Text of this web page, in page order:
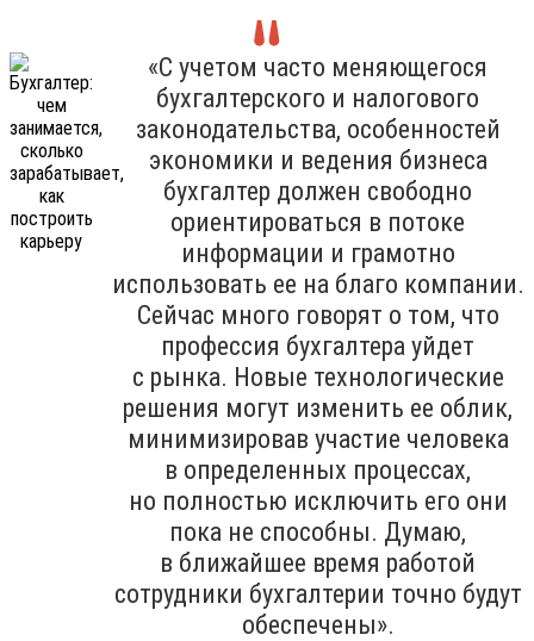
«С учетом часто меняющегося
бухгалтерского и налогового
законодательства, особенностей
экономики и ведения бизнеса
бухгалтер должен свободно
ориентироваться в потоке
информации и грамотно
использовать ее на благо компании.
Сейчас много говорят о том, что
профессия бухгалтера уйдет
с рынка. Новые технологические
решения могут изменить ее облик,
минимизировав участие человека
в определенных процессах,
но полностью исключить его они
пока не способны. Думаю,
в ближайшее время работой
сотрудники бухгалтерии точно будут
обеспечены».